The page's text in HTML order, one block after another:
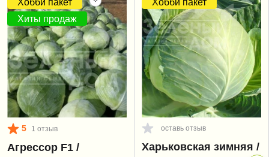
Хиты продаж
5 1 отзыв
Агрессор F1 /
оставь отзыв
Харьковская зимняя /